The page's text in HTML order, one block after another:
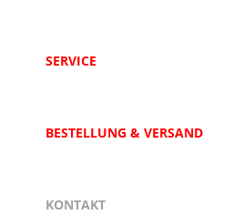
SERVICE
BESTELLUNG & VERSAND
KONTAKT